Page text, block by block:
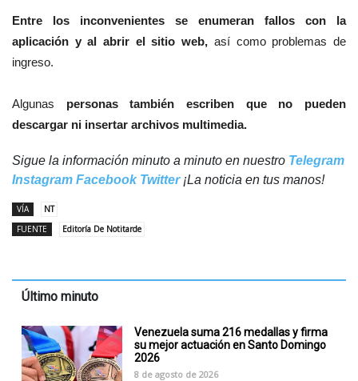
Entre los inconvenientes se enumeran fallos con la
aplicación y al abrir el sitio web, así como problemas de
ingreso.
Algunas personas también escriben que no pueden
descargar ni insertar archivos multimedia.
Sigue la información minuto a minuto en nuestro Telegram
Instagram Facebook Twitter¡La noticia en tus manos!
VÍA
NT
FUENTE
Editoría De Notitarde
Último minuto
Venezuela suma 216 medallas y firma
su mejor actuación en Santo Domingo
2026
8 de agosto de 2026